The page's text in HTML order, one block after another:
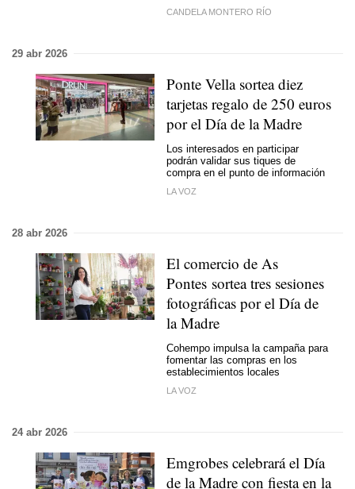
CANDELA MONTERO RÍO
29 abr 2026
Ponte Vella sortea diez
tarjetas regalo de 250 euros
por el Día de la Madre
Los interesados en participar
podrán validar sus tiques de
compra en el punto de información
LA VOZ
28 abr 2026
El comercio de As
Pontes sortea tres sesiones
fotográficas por el Día de
la Madre
Cohempo impulsa la campaña para
fomentar las compras en los
establecimientos locales
LA VOZ
24 abr 2026
Emgrobes celebrará el Día
de la Madre con fiesta en la